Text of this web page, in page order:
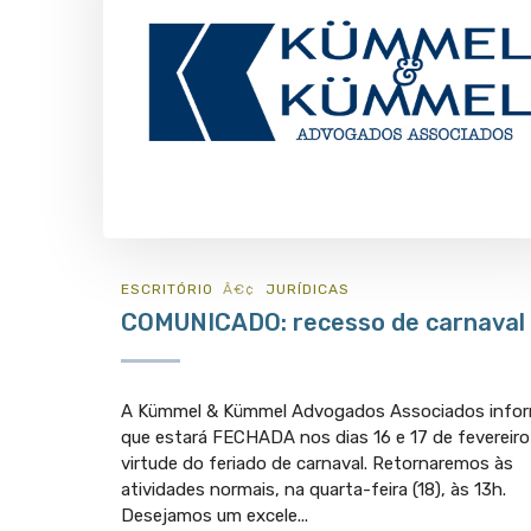
ESCRITÓRIO JURÍ­DICAS
COMUNICADO: recesso de carnaval
A Kümmel & Kümmel Advogados Associados
que estará FECHADA nos dias 16 e 17 de
virtude do feriado de carnaval. Retornaremos às
atividades normais, na quarta-feira (18), às 13h.
Desejamos um excele...